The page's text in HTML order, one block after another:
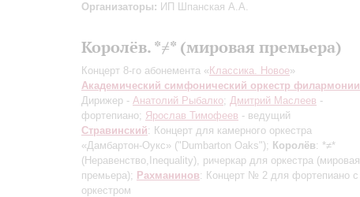
Организаторы: ИП Шпанская А.А.
Королёв. *≠* (мировая премьера)
Концерт 8-го абонемента « Классика. Новое»
Академический симфонический оркестр филармонии
Дирижер - Анатолий Рыбалко; Дмитрий Маслеев -
фортепиано; Ярослав Тимофеев - ведущий
Стравинский: Концерт для камерного оркестра
«Дамбартон-Оукс» ("Dumbarton Oaks"); Королёв: *≠*
(Неравенство,Inequality), ричеркар для оркестра (мировая
премьера); Рахманинов: Концерт № 2 для фортепиано с
оркестром